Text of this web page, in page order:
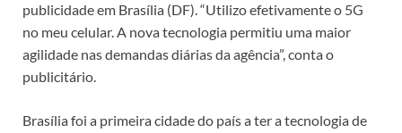
publicidade em Brasília (DF). “Utilizo efetivamente o 5G
no meu celular. A nova tecnologia permitiu uma maior
agilidade nas demandas diárias da agência”, conta o
publicitário.
Brasília foi a primeira cidade do país a ter a tecnologia de